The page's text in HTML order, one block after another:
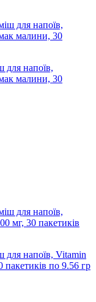
для напоїв,
малини, 30
для напоїв, Vitamin
по 9.56 гр